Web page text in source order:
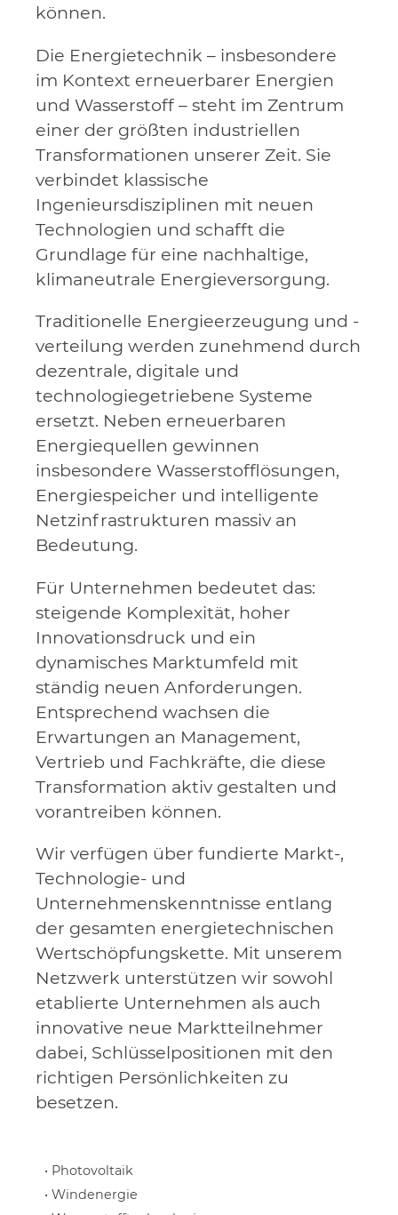
können.
Die Energietechnik – insbesondere
im Kontext erneuerbarer Energien
und Wasserstoff – steht im Zentrum
einer der größten industriellen
Transformationen unserer Zeit. Sie
verbindet klassische
Ingenieursdisziplinen mit neuen
Technologien und schafft die
Grundlage für eine nachhaltige,
klimaneutrale Energieversorgung.
Traditionelle Energieerzeugung und -
verteilung werden zunehmend durch
dezentrale, digitale und
technologiegetriebene Systeme
ersetzt. Neben erneuerbaren
Energiequellen gewinnen
insbesondere Wasserstofflösungen,
Energiespeicher und intelligente
Netzinfrastrukturen massiv an
Bedeutung.
Für Unternehmen bedeutet das:
steigende Komplexität, hoher
Innovationsdruck und ein
dynamisches Marktumfeld mit
ständig neuen Anforderungen.
Entsprechend wachsen die
Erwartungen an Management,
Vertrieb und Fachkräfte, die diese
Transformation aktiv gestalten und
vorantreiben können.
Wir verfügen über fundierte Markt-,
Technologie- und
Unternehmenskenntnisse entlang
der gesamten energietechnischen
Wertschöpfungskette. Mit unserem
Netzwerk unterstützen wir sowohl
etablierte Unternehmen als auch
innovative neue Marktteilnehmer
dabei, Schlüsselpositionen mit den
richtigen Persönlichkeiten zu
besetzen.
• Photovoltaik
• Windenergie